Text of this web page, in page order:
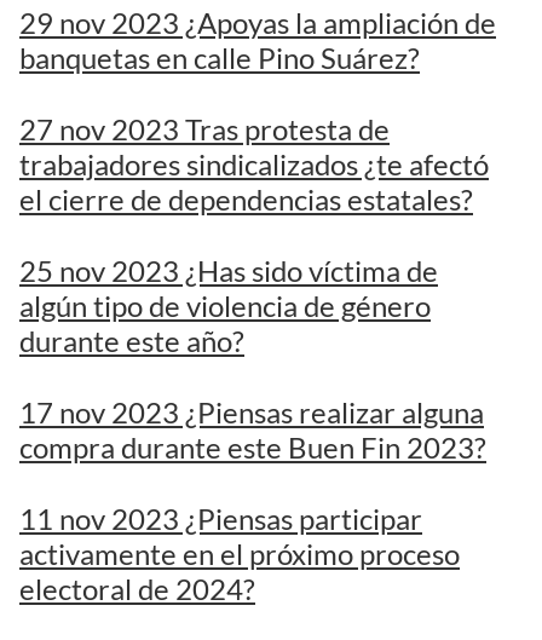
29 nov 2023 ¿Apoyas la ampliación de
banquetas en calle Pino Suárez?
27 nov 2023 Tras protesta de
trabajadores sindicalizados ¿te afectó
el cierre de dependencias estatales?
25 nov 2023 ¿Has sido víctima de
algún tipo de violencia de género
durante este año?
17 nov 2023 ¿Piensas realizar alguna
compra durante este Buen Fin 2023?
11 nov 2023 ¿Piensas participar
activamente en el próximo proceso
electoral de 2024?